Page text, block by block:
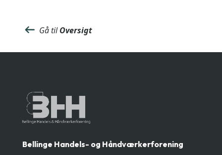
Gå tilOversigt
Bellinge Handels- og Håndværkerforening